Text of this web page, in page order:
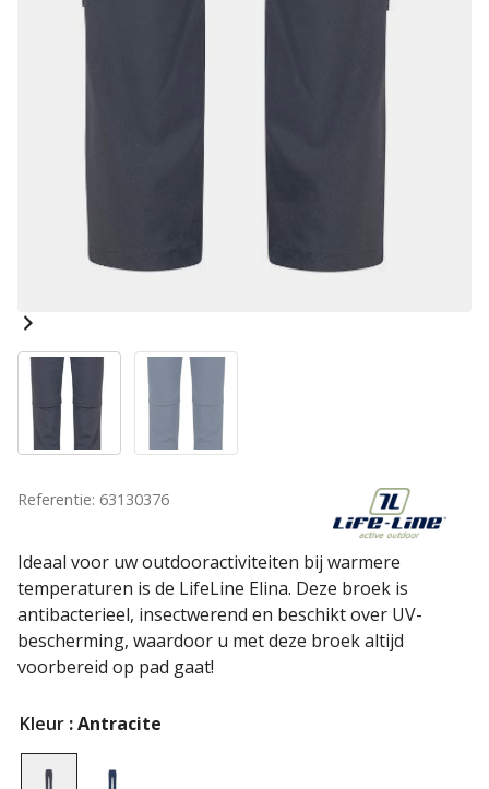
Referentie: 63130376
Ideaal voor uw outdooractiviteiten bij warmere
temperaturen is de LifeLine Elina. Deze broek is
antibacterieel, insectwerend en beschikt over UV-
bescherming, waardoor u met deze broek altijd
voorbereid op pad gaat!
Kleur : Antracite